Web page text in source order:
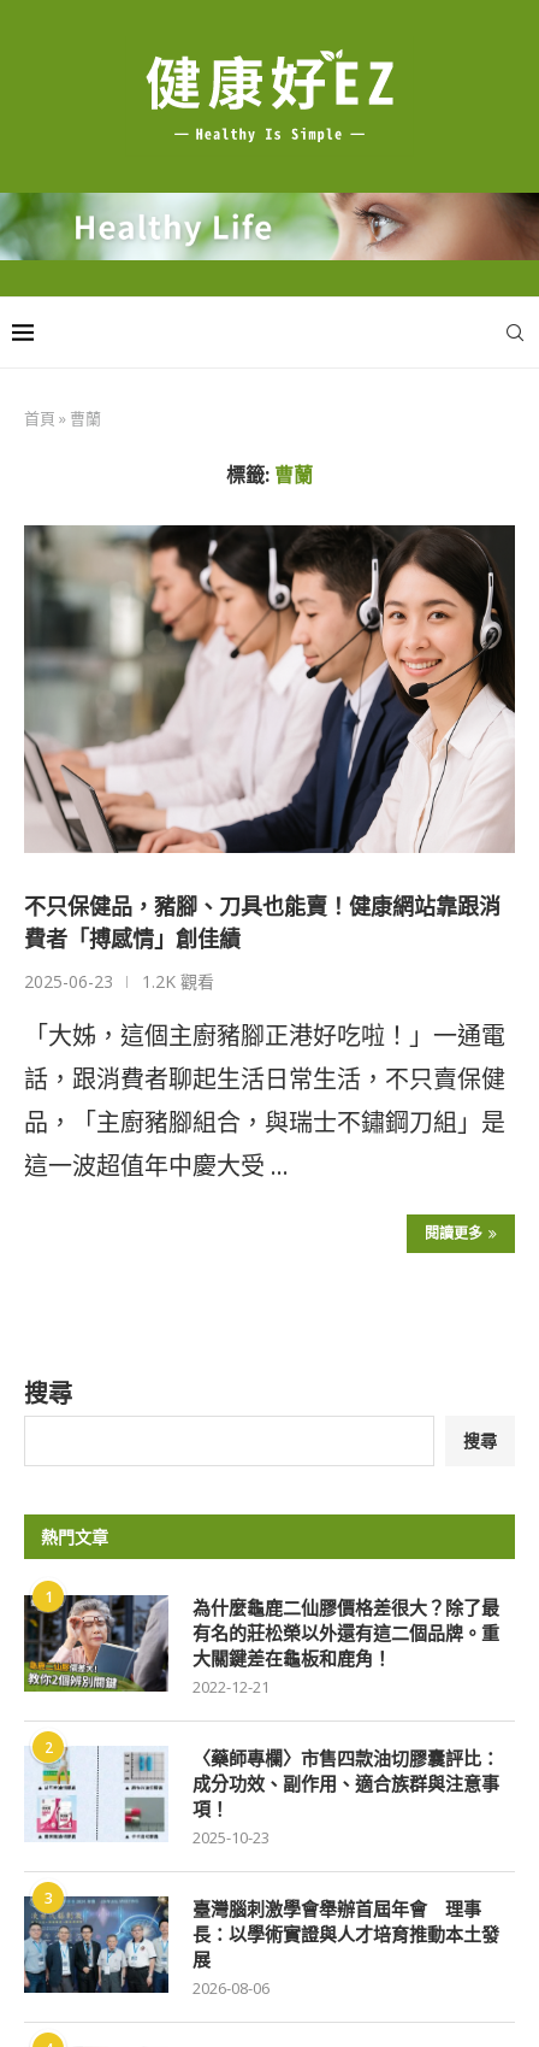
首頁 » 曹蘭
標籤: 曹蘭
不只保健品，豬腳、刀具也能賣！健康網站靠跟消
費者「搏感情」創佳績
2025-06-23 1.2K 觀看
「大姊，這個主廚豬腳正港好吃啦！」一通電
話，跟消費者聊起生活日常生活，不只賣保健
品，「主廚豬腳組合，與瑞士不鏽鋼刀組」是
這一波超值年中慶大受 …
閱讀更多
搜尋
搜尋
熱門文章
1
為什麼龜鹿二仙膠價格差很大？除了最
有名的莊松榮以外還有這二個品牌。重
大關鍵差在龜板和鹿角！
2022-12-21
2
〈藥師專欄〉市售四款油切膠囊評比：
成分功效、副作用、適合族群與注意事
項！
2025-10-23
3
臺灣腦刺激學會舉辦首屆年會 理事
長：以學術實證與人才培育推動本土發
展
2026-08-06